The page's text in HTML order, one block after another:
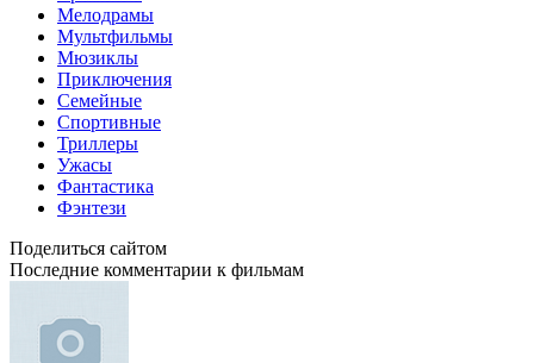
Мелодрамы
Мультфильмы
Мюзиклы
Приключения
Семейные
Спортивные
Триллеры
Ужасы
Фантастика
Фэнтези
Поделиться сайтом
Последние комментарии к фильмам